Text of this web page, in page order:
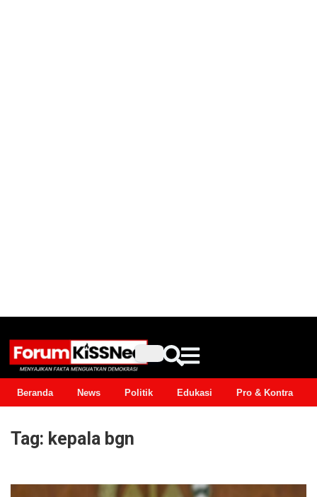
Beranda News Politik Edukasi Pro & Kontra
Tag: kepala bgn